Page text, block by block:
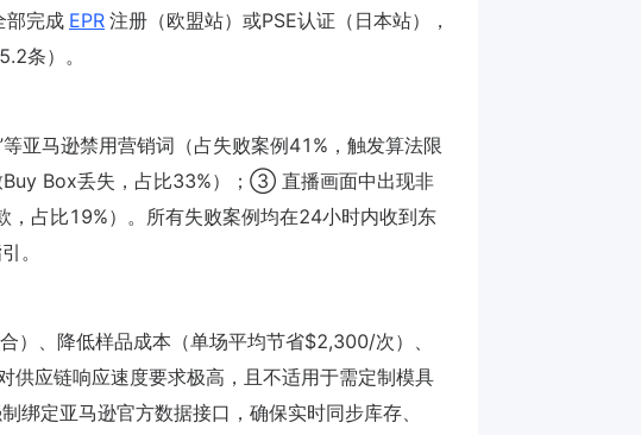
部完成 EPR 注册（欧盟站）或PSE认证（日本站），
条）。
亚马逊禁用营销词（占失败案例41%，触发算法限
Box丢失，占比33%）；③ 直播画面中出现非
占比19%）。所有失败案例均在24小时内收到东
。
）、降低样品成本（单场平均节省$2,300/次）、
供应链响应速度要求极高，且不适用于需定制模具
绑定亚马逊官方数据接口，确保实时同步库存、